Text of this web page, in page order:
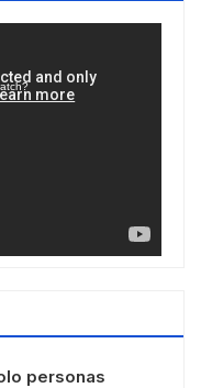
personas